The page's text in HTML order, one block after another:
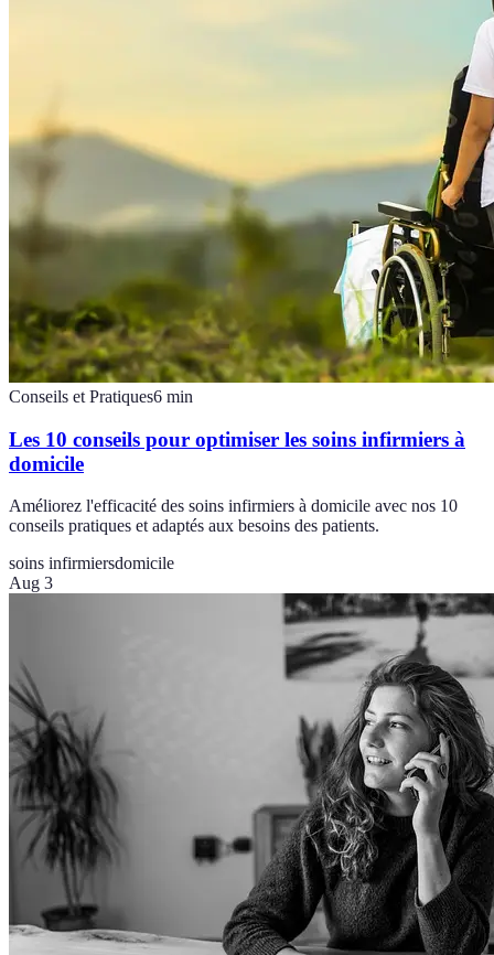
Conseils et Pratiques6 min
Les 10 conseils pour optimiser les soins infirmiers à
domicile
Améliorez l'efficacité des soins infirmiers à domicile avec nos 10
conseils pratiques et adaptés aux besoins des patients.
soins infirmiersdomicile
Aug 3